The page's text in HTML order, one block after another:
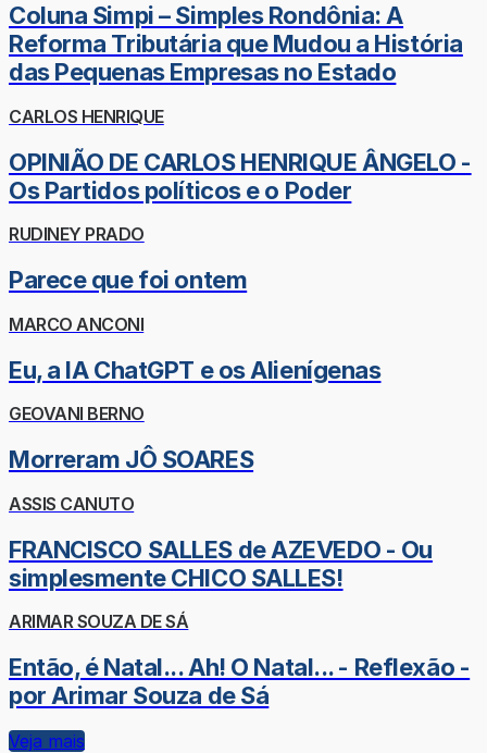
Coluna Simpi – Simples Rondônia: A
Reforma Tributária que Mudou a História
das Pequenas Empresas no Estado
CARLOS HENRIQUE
OPINIÃO DE CARLOS HENRIQUE ÂNGELO -
Os Partidos políticos e o Poder
RUDINEY PRADO
Parece que foi ontem
MARCO ANCONI
Eu, a IA ChatGPT e os Alienígenas
GEOVANI BERNO
Morreram JÔ SOARES
ASSIS CANUTO
FRANCISCO SALLES de AZEVEDO - Ou
simplesmente CHICO SALLES!
ARIMAR SOUZA DE SÁ
Então, é Natal... Ah! O Natal... - Reflexão -
por Arimar Souza de Sá
Veja mais